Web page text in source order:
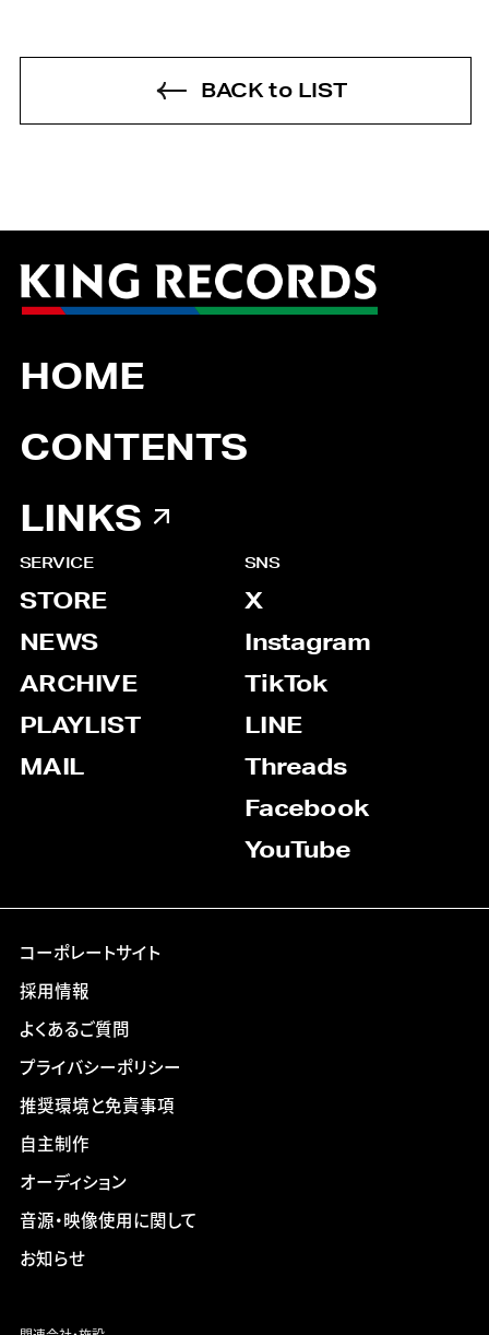
BACK to LIST
HOME
CONTENTS
LINKS
SERVICE
STORE
NEWS
ARCHIVE
PLAYLIST
MAIL
SNS
X
Instagram
TikTok
LINE
Threads
Facebook
YouTube
コーポレートサイト
採用情報
よくあるご質問
プライバシーポリシー
推奨環境と免責事項
自主制作
オーディション
音源・映像使用に関して
お知らせ